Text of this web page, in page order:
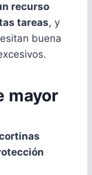
recurso
tareas, y
buena
mayor